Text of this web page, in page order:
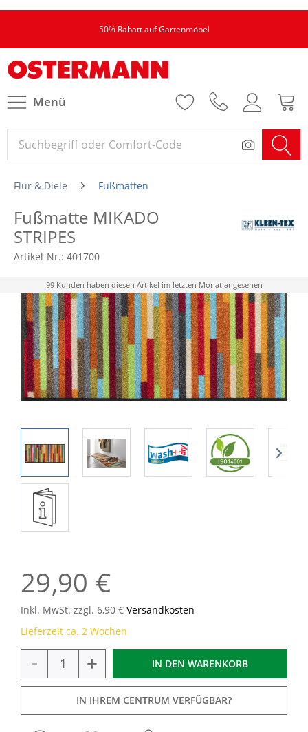
50% Rabatt auf Gartenmöbel
Menü
Flur & Diele Fußmatten
Fußmatte MIKADO
STRIPES
Artikel-Nr.: 401700
99 Kunden haben diesen Artikel im letzten Monat angesehen
29,90 €
Inkl. MwSt. zzgl. 6,90 € Versandkosten
Lieferzeit ca. 2 Wochen
- + IN DEN WARENKORB
IN IHREM CENTRUM VERFÜGBAR?